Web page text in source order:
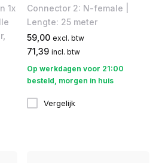
1x
Connector 2: N-female |
Lengte: 25 meter
59,00 excl. btw
71,39 incl. btw
Op werkdagen voor 21:00
besteld, morgen in huis
Vergelijk